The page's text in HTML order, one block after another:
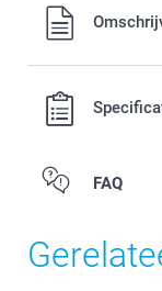
Alle prijzen zijn
verzendkosten.
FAQ